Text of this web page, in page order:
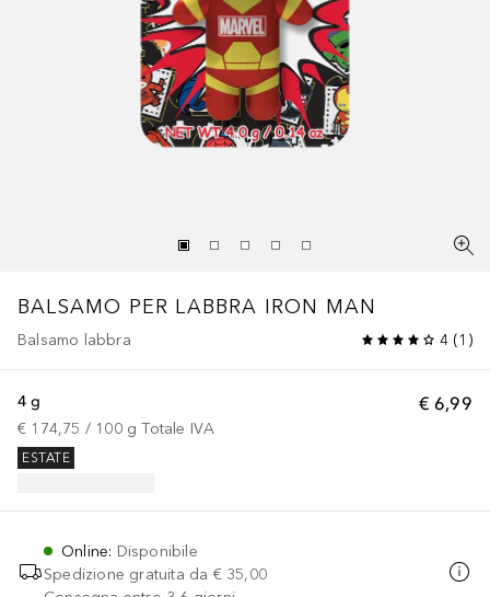
BALSAMO PER LABBRA IRON MAN
Balsamo labbra 4 (1 )
€ 6,99
4 g
€ 174,75 / 100 g Totale IVA
ESTATE
Online: Disponibile
Spedizione gratuita da € 35,00